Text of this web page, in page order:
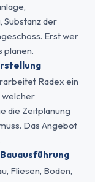
Substanz der
Erst wer
planen.
Radex ein
welcher
die Zeitplanung
Das Angebot
Fliesen, Boden,